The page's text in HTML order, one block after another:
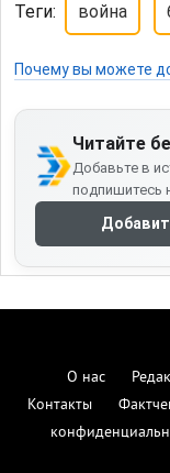
Теги: война
Почему вы можете
Читайте
Добавьте в
подпишитесь
О нас
Контакты